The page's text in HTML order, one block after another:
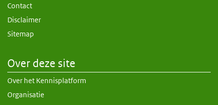
Contact
Disclaimer
Sitemap
Over deze site
Over het Kennisplatform
Organisatie